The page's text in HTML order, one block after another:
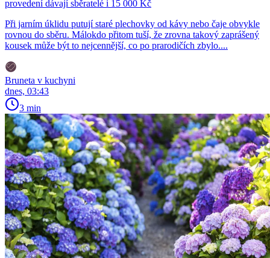
provedení dávají sběratelé i 15 000 Kč
Při jarním úklidu putují staré plechovky od kávy nebo čaje obvykle
rovnou do sběru. Málokdo přitom tuší, že zrovna takový zaprášený
kousek může být to nejcennější, co po prarodičích zbylo....
Bruneta v kuchyni
dnes, 03:43
3 min